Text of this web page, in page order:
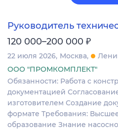
Руководитель
120 000–200 000 ₽
22 июля 2026 Москва
ООО "ПРОМКОМПЛЕКТ"
Обязанности: Работа с
документацией
изготовителем Создание
формате Требования:
образование Знание